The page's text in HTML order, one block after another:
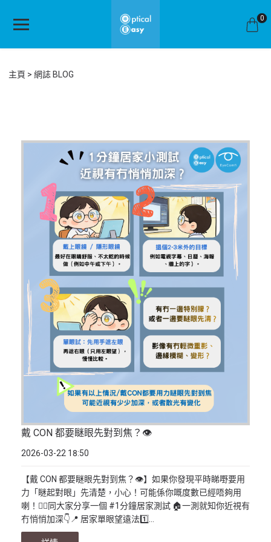
0
主頁 網誌 BLOG
戴 CON 都要瞇眼先對到焦？👁️
2026-03-22 18:50
【戴 CON 都要瞇眼先對到焦？👁️】如果你發現平時睇嘢要用
力「瞇起對眼」先清楚，小心！可能係你嘅度數已經唔夠用
喇！🙅‍♂️同大家分享一個 #1分鐘居家測試 🏠一測就知你近視有
冇悄悄加深👇📍 居家單眼望遠法1️⃣...